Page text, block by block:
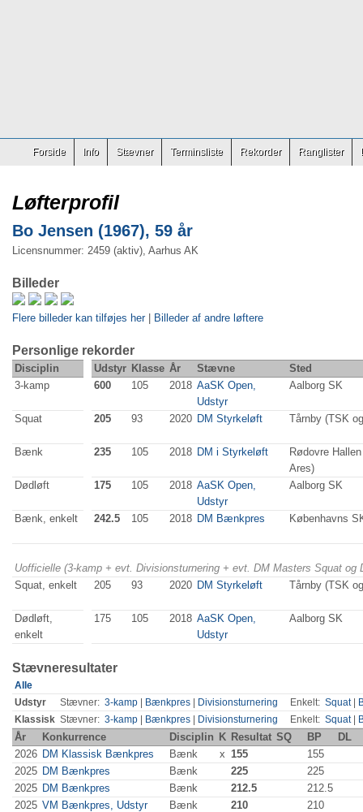
Forside Info Stævner Terminsliste Rekorder Ranglister
Løfterprofil
Bo Jensen (1967), 59 år
Licensnummer: 2459 (aktiv), Aarhus AK
Billeder
Flere billeder kan tilføjes her| Billeder af andre løftere
Personlige rekorder
Disciplin Udstyr Klasse År Stævne
Sted
3-kamp
600 105 2018 AaSK Open,
Udstyr
Aalborg SK
Squat 205 93 2020 DM Styrkeløft Tårnby (TSK
Bænk 235 105 2018 DM i Styrkeløft
Rødovre
Ares)
Dødløft
175 105 2018 AaSK Open,
Udstyr
Aalborg SK
Bænk, enkelt 242.5 105 2018 DM Bænkpres Københavns
Uofficielle (3-kamp + evt. Divisionsturnering + evt. DM Masters Squat
Squat, enkelt
205 93 2020 DM Styrkeløft Tårnby (TSK
Dødløft,
enkelt
175 105 2018 AaSK Open,
Udstyr
Aalborg SK
Stævneresultater
Alle
Udstyr
Stævner: 3-kamp Bænkpres Divisionsturnering Enkelt: Squat|
Klassisk Stævner: 3-kamp Bænkpres Divisionsturnering Enkelt: Squat|
År Konkurrence Disciplin K Resultat SQ BP
DL
2026 DM Klassisk Bænkpres Bænk x 155
155
2025 DM Bænkpres Bænk 225
225
2025 DM Bænkpres Bænk 212.5
212.5
2025 VM Bænkpres, Udstyr Bænk 210
210